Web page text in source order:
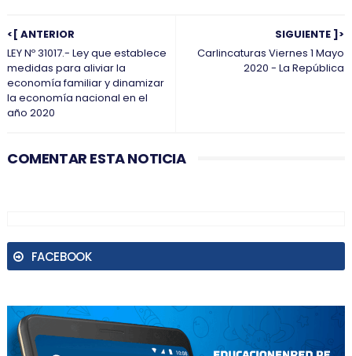
SIGUIENTE ]>
Carlincaturas Viernes 1 Mayo
2020 - La República
<[ ANTERIOR
LEY Nº 31017.- Ley que establece
medidas para aliviar la
economía familiar y dinamizar
la economía nacional en el
año 2020
COMENTAR ESTA NOTICIA
FACEBOOK